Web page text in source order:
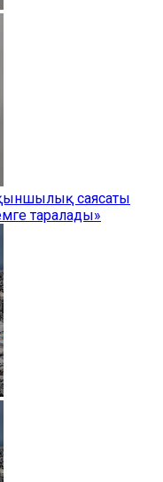
саясаты
таралады»